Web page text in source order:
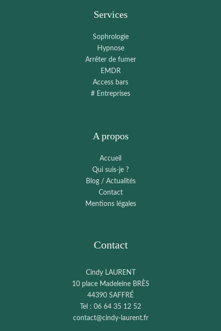
Services
Sophrologie
Hypnose
Arrêter de fumer
EMDR
Access bars
# Entreprises
A propos
Accueil
Qui suis-je ?
Blog / Actualités
Contact
Mentions légales
Contact
Cindy LAURENT
10 place Madeleine BRÈS
44390 SAFFRÉ
Tel : 06 64 35 12 52
contact@cindy-laurent.fr